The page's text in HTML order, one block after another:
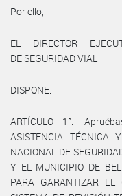
Por ello,
EL DIRECTOR
DE SEGURIDAD VIAL
DISPONE:
ARTÍCULO 1°.-
ASISTENCIA TÉCNICA
NACIONAL DE
Y EL MUNICIPIO DE
PARA GARANTIZAR EL